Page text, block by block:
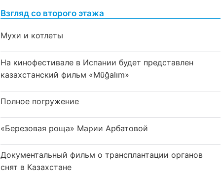
Взгляд со второго этажа
Мухи и котлеты
На кинофестивале в Испании будет представлен
казахстанский фильм «Mūğalım»
Полное погружение
«Березовая роща» Марии Арбатовой
Документальный фильм о трансплантации органов
снят в Казахстане